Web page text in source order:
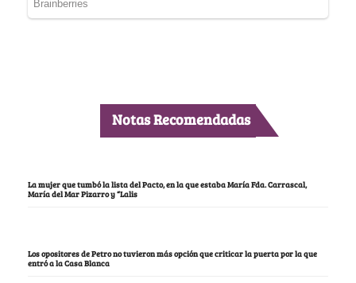
Notas Recomendadas
La mujer que tumbó la lista del Pacto, en la que estaba María Fda. Carrascal,
María del Mar Pizarro y “Lalis
Los opositores de Petro no tuvieron más opción que criticar la puerta por la que
entró a la Casa Blanca